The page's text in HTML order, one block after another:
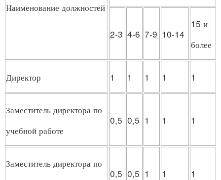
Наименование должностей
2-3 4-6 7-9 10-14
15 и
более
Директор 1 1 1 1 1
Заместитель директора по
учебной работе
0,5 0,5 1 1 1
Заместитель директора по
0,5 0,5 1 1 1